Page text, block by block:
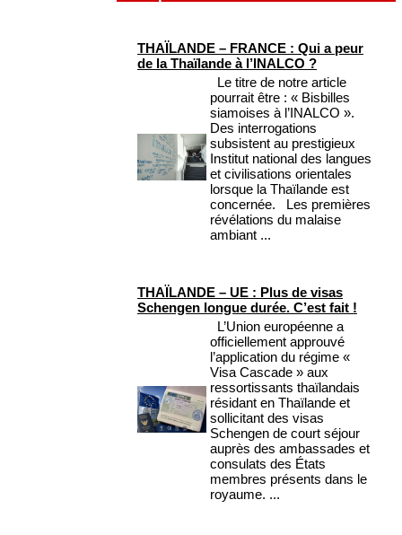
THAÏLANDE – FRANCE : Qui a peur
de la Thaïlande à l’INALCO ?
Le titre de notre article
pourrait être : « Bisbilles
siamoises à l’INALCO ».
Des interrogations
subsistent au prestigieux
Institut national des langues
et civilisations orientales
lorsque la Thaïlande est
concernée. Les premières
révélations du malaise
ambiant ...
THAÏLANDE – UE : Plus de visas
Schengen longue durée. C’est fait !
L’Union européenne a
officiellement approuvé
l’application du régime «
Visa Cascade » aux
ressortissants thaïlandais
résidant en Thaïlande et
sollicitant des visas
Schengen de court séjour
auprès des ambassades et
consulats des États
membres présents dans le
royaume. ...